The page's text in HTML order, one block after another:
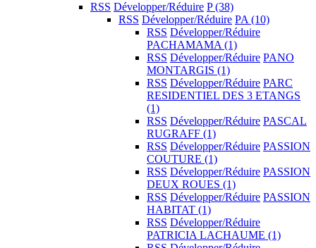
RSS Développer/Réduire P(38)
RSS Développer/Réduire PA (10)
RSS Développer/Réduire
PACHAMAMA (1)
RSS Développer/Réduire PANO
MONTARGIS (1)
RSS Développer/Réduire PARC
RESIDENTIEL DES 3 ETANGS
(1)
RSS Développer/Réduire PASCAL
RUGRAFF (1)
RSS Développer/Réduire PASSION
COUTURE (1)
RSS Développer/Réduire PASSION
DEUX ROUES (1)
RSS Développer/Réduire PASSION
HABITAT (1)
RSS Développer/Réduire
PATRICIA LACHAUME (1)